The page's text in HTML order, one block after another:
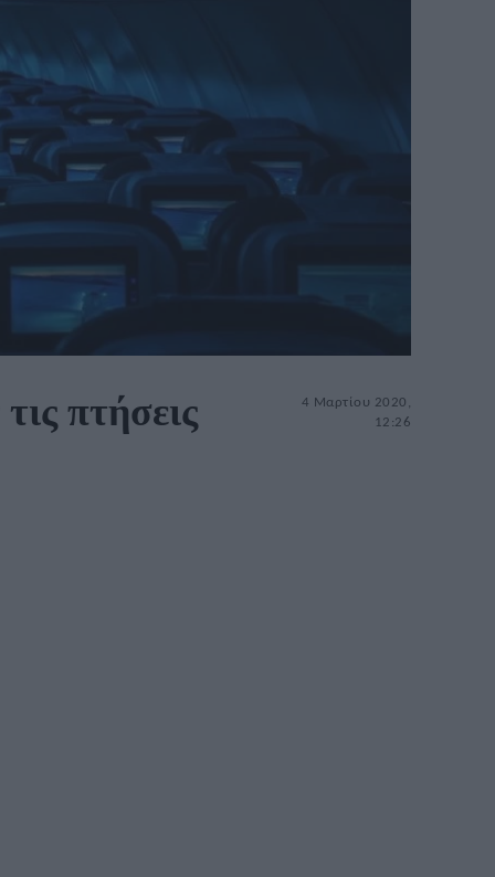
πτήσεις
4 Μαρτίου 2020,
12:26